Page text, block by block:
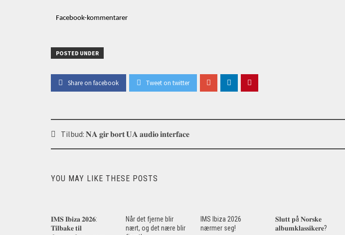
Facebook-kommentarer
POSTED UNDER
Share on facebook Tweet on twitter
Post
navigation
Tilbud: 𝐍𝐀 𝐠𝐢𝐫 𝐛𝐨𝐫𝐭 𝐔𝐀 𝐚𝐮𝐝𝐢𝐨 𝐢𝐧𝐭𝐞𝐫𝐟𝐚𝐜𝐞
YOU MAY LIKE THESE POSTS
𝐈𝐌𝐒 𝐈𝐛𝐢𝐳𝐚 𝟐𝟎𝟐𝟔:
𝐓𝐢𝐥𝐛𝐚𝐤𝐞 𝐭𝐢𝐥
Når det fjerne blir
nært, og det nære blir
IMS Ibiza 2026
nærmer seg!
𝐒𝐥𝐮𝐭𝐭 𝐩å 𝐍𝐨𝐫𝐬𝐤𝐞
𝐚𝐥𝐛𝐮𝐦𝐤𝐥𝐚𝐬𝐬𝐢𝐤𝐞𝐫𝐞?